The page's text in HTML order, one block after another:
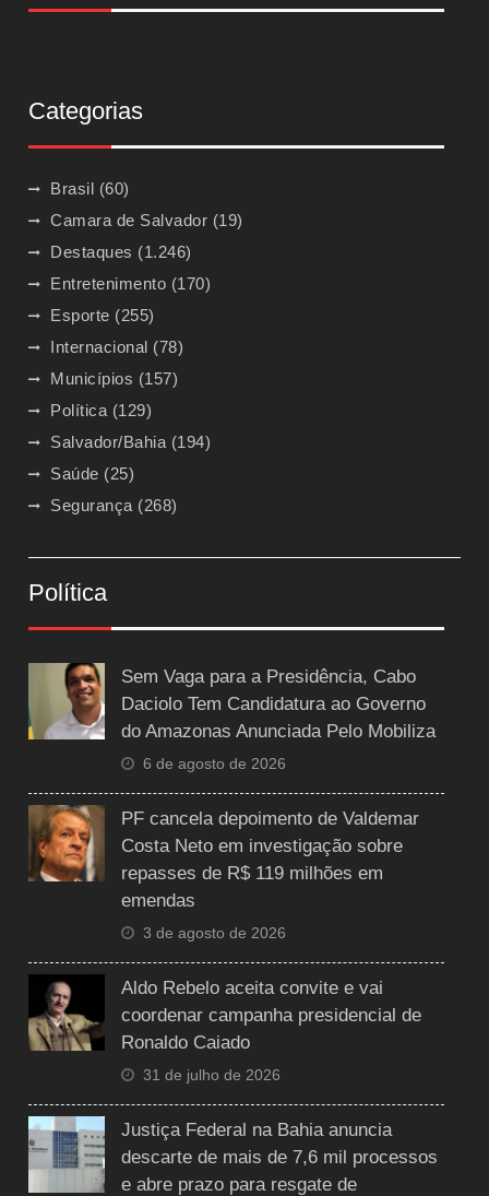
Categorias
Brasil (60)
Camara de Salvador (19)
Destaques (1.246)
Entretenimento (170)
Esporte (255)
Internacional (78)
Municípios (157)
Política (129)
Salvador/Bahia (194)
Saúde (25)
Segurança (268)
Política
Sem Vaga para a Presidência, Cabo
Daciolo Tem Candidatura ao Governo
do Amazonas Anunciada Pelo Mobiliza
6 de agosto de 2026
PF cancela depoimento de Valdemar
Costa Neto em investigação sobre
repasses de R$ 119 milhões em
emendas
3 de agosto de 2026
Aldo Rebelo aceita convite e vai
coordenar campanha presidencial de
Ronaldo Caiado
31 de julho de 2026
Justiça Federal na Bahia anuncia
descarte de mais de 7,6 mil processos
e abre prazo para resgate de